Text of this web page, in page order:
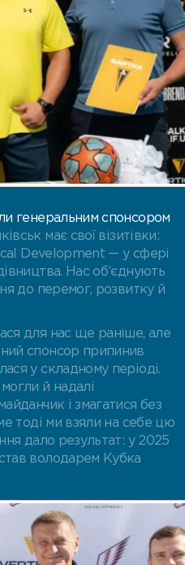
генеральним спонсором
має свої візитівки:
Development — у сфері
Нас об’єднують
до перемог, розвитку й
для нас ще раніше, але
спонсор припинив
у складному періоді.
й надалі
і змагатися без
тоді ми взяли на себе цю
дало результат: у 2025
володарем Кубка